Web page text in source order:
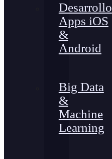
Desarrollo
Apps iOS
&
Android
Big Data
&
Machine
Learning